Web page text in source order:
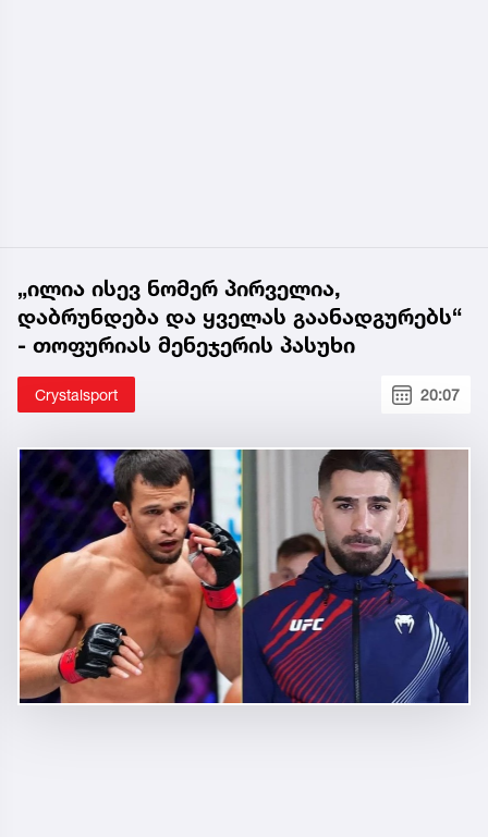
„ილია ისევ ნომერ პირველია,
დაბრუნდება და ყველას გაანადგურებს“
- თოფურიას მენეჯერის პასუხი
Crystalsport 20:07